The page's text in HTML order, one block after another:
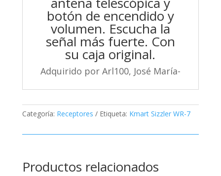
botón de encendido y
volumen. Escucha la
señal más fuerte. Con
su caja original.
Adquirido por Arl100, José María-
Categoría: Receptores Etiqueta: Kmart Sizzler WR-7
Productos relacionados